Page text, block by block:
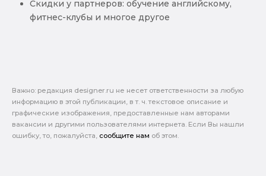
Скидки у партнеров: обучение английскому,
фитнес-клубы и многое другое
Важно: pедакция designer.ru не несет ответственности за любую
информацию в этой публикации, в т. ч. текстовое описание и
графические изображения, предоставленные нам авторами
вакансии и другими пользователями интернета. Если Вы нашли
ошибку, то, пожалуйста, сообщите нам об этом.